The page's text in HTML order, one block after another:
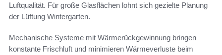
Luftqualität. Für große Glasflächen lohnt sich gezielte Planung
der Lüftung Wintergarten.
Mechanische Systeme mit Wärmerückgewinnung bringen
konstante Frischluft und minimieren Wärmeverluste beim